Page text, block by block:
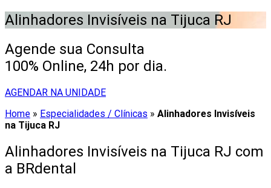
Alinhadores Invisíveis na Tijuca RJ
Agende sua Consulta
100% Online, 24h por dia.
AGENDAR NA UNIDADE
Home » Especialidades / Clínicas » Alinhadores Invisíveis
na Tijuca RJ
Alinhadores Invisíveis na Tijuca RJ com
a BRdental